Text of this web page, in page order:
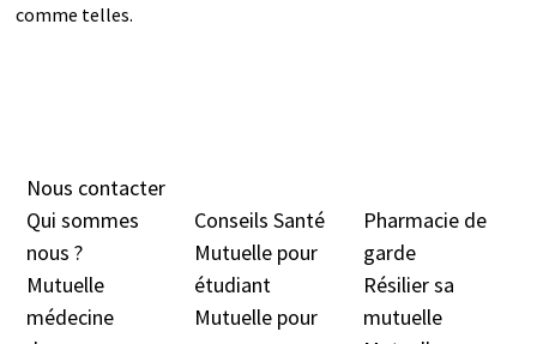
comme telles.
Nous contacter
Qui sommes
nous ?
Mutuelle
médecine
Conseils Santé
Mutuelle pour
étudiant
Mutuelle pour
Pharmacie de
garde
Résilier sa
mutuelle